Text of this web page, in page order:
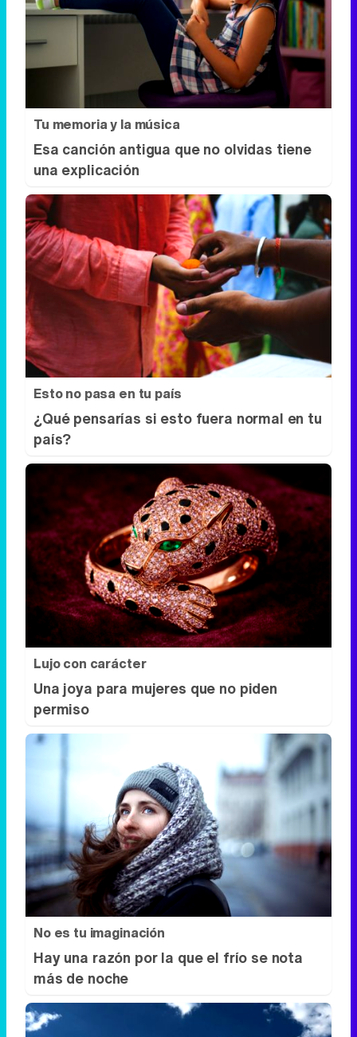
Tu memoria y la música
Esa canción antigua que no olvidas tiene
una explicación
Esto no pasa en tu país
¿Qué pensarías si esto fuera normal en tu
país?
Lujo con carácter
Una joya para mujeres que no piden
permiso
No es tu imaginación
Hay una razón por la que el frío se nota
más de noche